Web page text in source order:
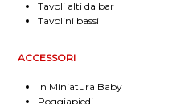
Tavoli alti da bar
Tavolini bassi
ACCESSORI
In Miniatura Baby
Poggiapiedi